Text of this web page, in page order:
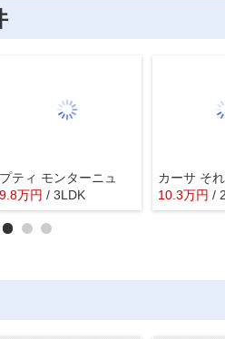
プティ モンターニュ
9.8万円 / 3LDK
カーサ そ
10.3万円 /